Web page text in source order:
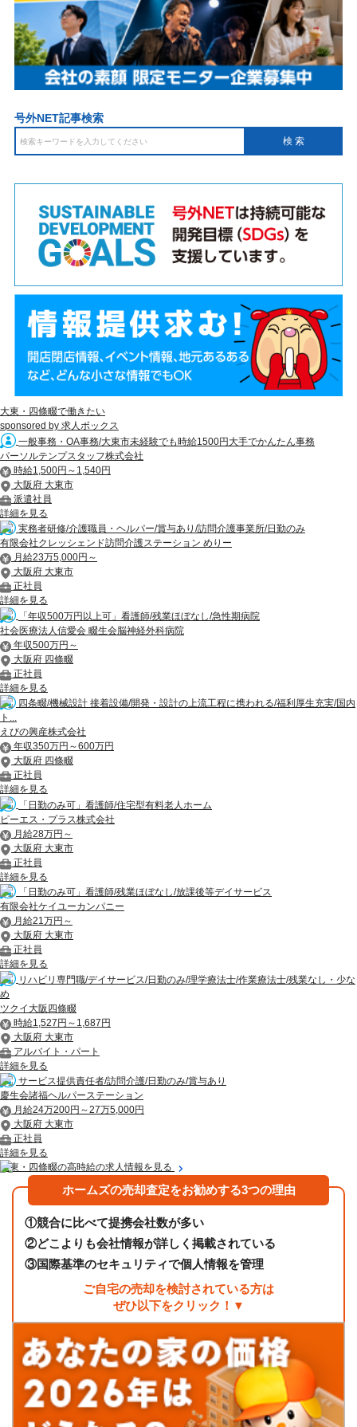
号外NET記事検索
大東・四條畷で働きたい
sponsored by 求人ボックス
一般事務・OA事務/大東市未経験でも時給1500円大手でかんたん事務
パーソルテンプスタッフ株式会社
時給1,500円～1,540円
大阪府 大東市
派遣社員
詳細を見る
実務者研修/介護職員・ヘルパー/賞与あり/訪問介護事業所/日勤のみ
有限会社クレッシェンド訪問介護ステーション めりー
月給23万5,000円～
大阪府 大東市
正社員
詳細を見る
「年収500万円以上可」看護師/残業ほぼなし/急性期病院
社会医療法人信愛会 畷生会脳神経外科病院
年収500万円～
大阪府 四條畷
正社員
詳細を見る
四条畷/機械設計 接着設備/開発・設計の上流工程に携われる/福利厚生充実/国内
ト...
えびの興産株式会社
年収350万円～600万円
大阪府 四條畷
正社員
詳細を見る
「日勤のみ可」看護師/住宅型有料老人ホーム
ピーエス・プラス株式会社
月給28万円～
大阪府 大東市
正社員
詳細を見る
「日勤のみ可」看護師/残業ほぼなし/放課後等デイサービス
有限会社ケイユーカンパニー
月給21万円～
大阪府 大東市
正社員
詳細を見る
リハビリ専門職/デイサービス/日勤のみ/理学療法士/作業療法士/残業なし・少な
め
ツクイ大阪四條畷
時給1,527円～1,687円
大阪府 大東市
アルバイト・パート
詳細を見る
サービス提供責任者/訪問介護/日勤のみ/賞与あり
慶生会諸福ヘルパーステーション
月給24万200円～27万5,000円
大阪府 大東市
正社員
詳細を見る
大東・四條畷の高時給の求人情報を見る
ホームズの売却査定をお勧めする3つの理由
①競合に比べて提携会社数が多い
②どこよりも会社情報が詳しく掲載されている
③国際基準のセキュリティで個人情報を管理
ご自宅の売却を検討されている方は
ぜひ以下をクリック！▼